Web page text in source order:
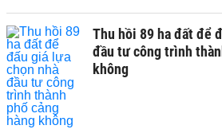
Thu hồi 89 ha đất để
đầu tư công trình
không